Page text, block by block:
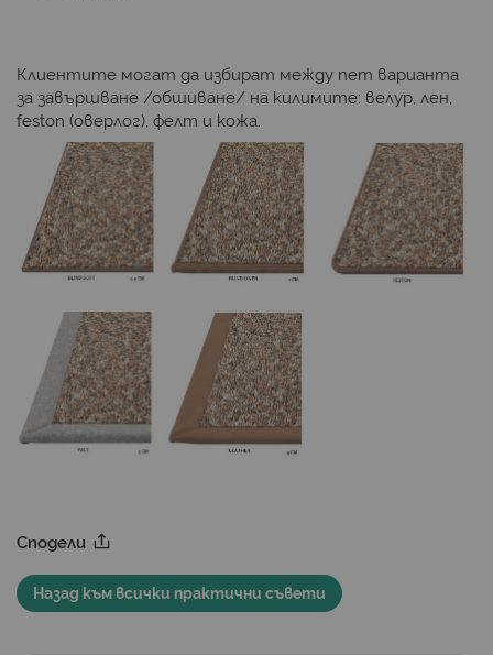
Клиентите могат да избират между пет варианта
за завършване /обшиване/ на килимите: велур лен
feston (оверлог) фелт и кожа
Сподели
Назад към всички практични съвети